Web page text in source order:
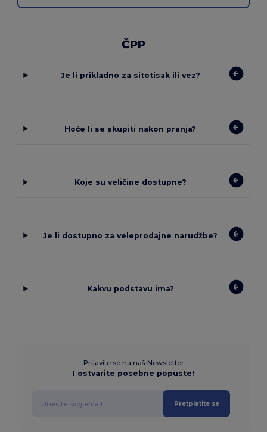
ČPP
Je li prikladno za sitotisak ili vez?
Hoće li se skupiti nakon pranja?
Koje su veličine dostupne?
Je li dostupno za veleprodajne narudžbe?
Kakvu podstavu ima?
Prijavite se na naš Newsletter
I ostvarite posebne popuste!
Pretplatite se